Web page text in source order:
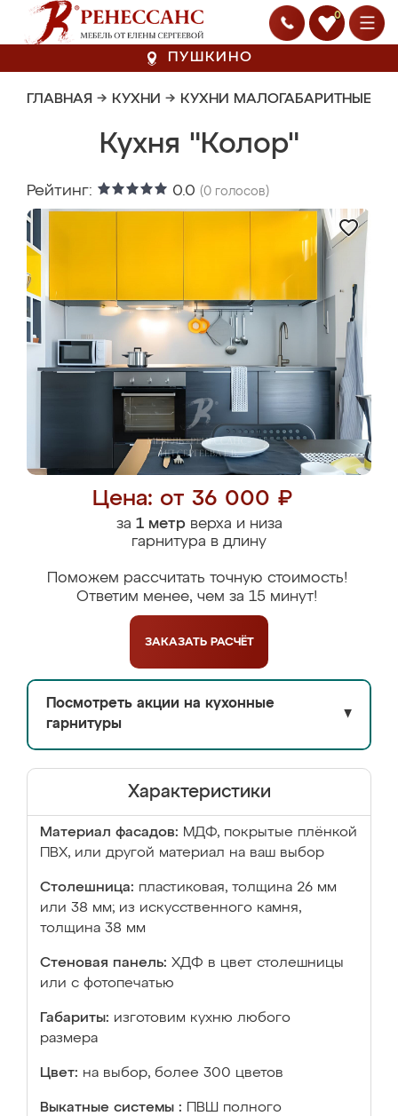
0
ПУШКИНО
ГЛАВНАЯ → КУХНИ → КУХНИ МАЛОГАБАРИТНЫЕ
Кухня "Колор"
Рейтинг: 0.0 (0 голосов)
Цена: от 36 000 ₽
за 1 метрверха и низа
гарнитура в длину
Поможем рассчитать точную стоимость!
Ответим менее, чем за 15 минут!
ЗАКАЗАТЬ РАСЧЁТ
Посмотреть акции на кухонные
гарнитуры
▼
Характеристики
Материал фасадов: МДФ, покрытые плёнкой
ПВХ, или другой материал на ваш выбор
Столешница: пластиковая, толщина 26 мм
или 38 мм; из искусственного камня,
толщина 38 мм
Стеновая панель: ХДФ в цвет столешницы
или с фотопечатью
Габариты: изготовим кухню любого
размера
Цвет: на выбор, более 300 цветов
Выкатные системы :
ПВШ полного